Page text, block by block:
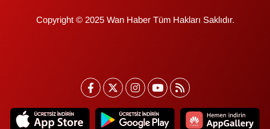
Copyright © 2025 Wan Haber Tüm Hakları Saklıdır.